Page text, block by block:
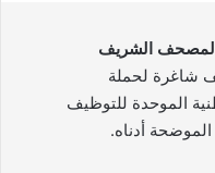
الشريف
شاغرة لحملة
الموحدة للتوظيف
أدناه.